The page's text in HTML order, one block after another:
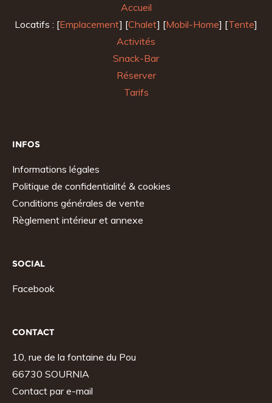
Accueil
Locatifs : [Emplacement] [Chalet] [Mobil-Home] [Tente]
Activités
Snack-Bar
Réserver
Tarifs
INFOS
Informations légales
Politique de confidentialité & cookies
Conditions générales de vente
Règlement intérieur et annexe
SOCIAL
Facebook
CONTACT
10, rue de la fontaine du Pou
66730 SOURNIA
Contact par e-mail